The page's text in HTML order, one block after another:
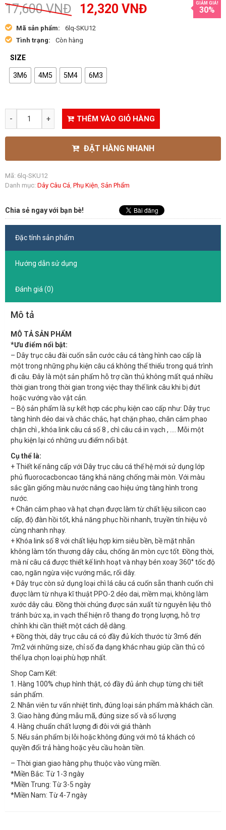
17,600VNĐ 12,320 VNĐ GIẢM GIÁ!
30%
Mã sản phẩm:
6lq-SKU12
Tình trạng:
Còn hàng
SIZE
3M6 4M5 5M4 6M3
THÊM VÀO GIỎ HÀNG
ĐẶT HÀNG NHANH
Mã: 6lq-SKU12
Danh mục: Dây Câu Cá, Phụ Kiện, Sản Phẩm
Chia sẻ ngay với bạn bè!
Đặc tính sản phẩm
Hướng dẫn sử dụng
Đánh giá (0)
Mô tả
MÔ TẢ SẢN PHẨM
*Ưu điểm nổi bật:
– Dây trục câu đài cuốn sẵn cước câu cá tàng hình cao cấp là
một trong những phụ kiện câu cá không thể thiếu trong quá trình
đi câu. Đây là một sản phẩm hỗ trợ cần thủ không mất quá nhiều
thời gian trong thời gian trong việc thay thế link câu khi bị đứt
hoặc vướng vào vật cản.
– Bộ sản phẩm là sự kết hợp các phụ kiện cao cấp như: Dây trục
tàng hình dẻo dai và chắc chắc, hạt chặn phao, chân cắm phao
chặn chì , khóa link câu cá số 8 , chì câu cá in vạch , …. Mỗi một
phụ kiện lại có những ưu điểm nổi bật.
Cụ thể là:
+ Thiết kế nâng cấp với Dây trục câu cá thế hệ mới sử dụng lớp
phủ fluorocacboncao tăng khả năng chống mài mòn. Với màu
sắc gần giống màu nước nâng cao hiệu ứng tàng hình trong
nước.
+ Chân cắm phao và hạt chạn được làm từ chất liệu silicon cao
cấp, độ đàn hồi tốt, khả năng phục hồi nhanh, truyền tín hiệu vô
cùng nhanh nhạy.
+ Khóa link số 8 với chất liệu hợp kim siêu bền, bề mặt nhẵn
không làm tổn thương dây câu, chống ăn mòn cực tốt. Đồng thời,
mà ní câu cá được thiết kế linh hoạt và nhạy bén xoay 360° tốc độ
cao, ngăn ngừa việc vướng mắc, rối dây.
+ Dây trục còn sử dụng loại chì lá câu cá cuốn sẵn thanh cuốn chì
được làm từ nhựa kĩ thuật PPO-2 dẻo dai, mềm mại, không làm
xước dây câu. Đồng thời chúng được sản xuất từ nguyên liệu thô
tránh bức xạ, in vạch thể hiện rõ thang đo trọng lượng, hỗ trợ
chỉnh khi cần thiết một cách dễ dàng.
+ Đồng thời, dây trục câu cá có đầy đủ kích thước từ 3m6 đến
7m2 với những size, chỉ số đa dạng khác nhau giúp cần thủ có
thể lựa chọn loại phù hợp nhất.
Shop Cam Kết:
1. Hàng 100% chụp hình thật, có đầy đủ ảnh chụp từng chi tiết
sản phẩm.
2. Nhân viên tư vấn nhiệt tình, đúng loại sản phẩm mà khách cần.
3. Giao hàng đúng mẫu mã, đúng size số và số lượng
4. Hàng chuẩn chất lượng đi đôi với giá thành
5. Nếu sản phẩm bị lỗi hoặc không đúng với mô tả khách có
quyền đổi trả hàng hoặc yêu cầu hoàn tiền.
– Thời gian giao hàng phụ thuộc vào vùng miền.
*Miền Bắc: Từ 1-3 ngày
*Miền Trung: Từ 3-5 ngày
*Miền Nam: Từ 4-7 ngày